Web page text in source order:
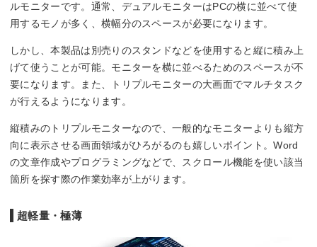
ルモニターです。通常、デュアルモニターはPCの横に並べて使
用するモノが多く、横幅分のスペースが必要になります。
しかし、本製品は別売りのスタンドなどを使用すると縦に積み上
げて使うことが可能。モニターを横に並べるためのスペースが不
要になります。また、トリプルモニターの大画面でマルチタスク
が行えるようになります。
縦積みのトリプルモニターなので、一般的なモニターよりも縦方
向に表示させる画面領域がひろがるのも嬉しいポイント。Word
の文章作成やプログラミングなどで、スクロール機能を使い該当
箇所を探す際の作業効率が上がります。
超軽量・極薄